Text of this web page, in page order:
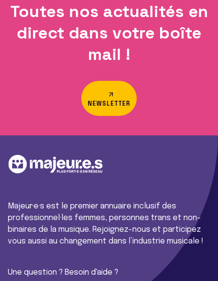
Toutes nos actualités en
direct dans votre boîte
mail !
NEWSLETTER
Majeur·e·s est le premier annuaire inclusif des
professionnel·les femmes, personnes trans et non-
binaires de la musique. Rejoignez-nous et participez
vous aussi au changement dans l’industrie musicale !
Une question ? Besoin d'aide ?